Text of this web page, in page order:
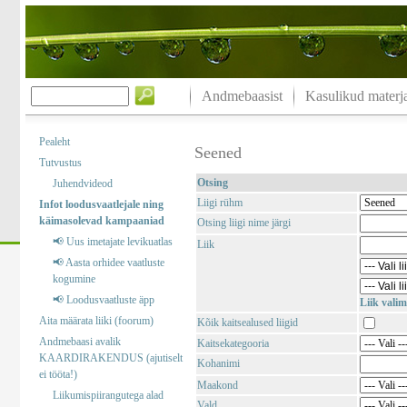
Andmebaasist Kasulikud
Pealeht
Tutvustus
Juhendvideod
Infot loodusvaatlejale ning
käimasolevad kampaaniad
📢 Uus imetajate levikuatlas
📢 Aasta orhidee vaatluste
kogumine
📢 Loodusvaatluste äpp
Aita määrata liiki (foorum)
Andmebaasi avalik
KAARDIRAKENDUS (ajutiselt
ei tööta!)
Liikumispiirangutega alad
Seened
Otsing
Liigi rühm
Otsing liigi nime järgi
Liik
Liik
Kõik kaitsealused liigid
Kaitsekategooria
Kohanimi
Maakond